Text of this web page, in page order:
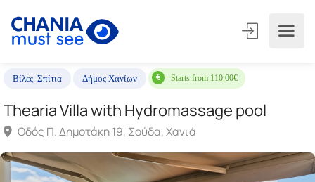
Βίλες Δήμος Χανίων Starts from 110,00€
Thearia Villa with Hydromassage pool
Οδός Π. Δημοτάκη 19, Σούδα, Χανιά